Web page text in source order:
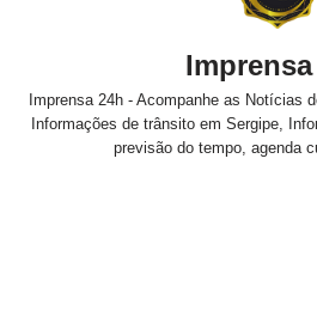
Imprensa 24h - Acompanhe as Notícias
Informações de trânsito em Sergipe,
previsão do tempo, agenda